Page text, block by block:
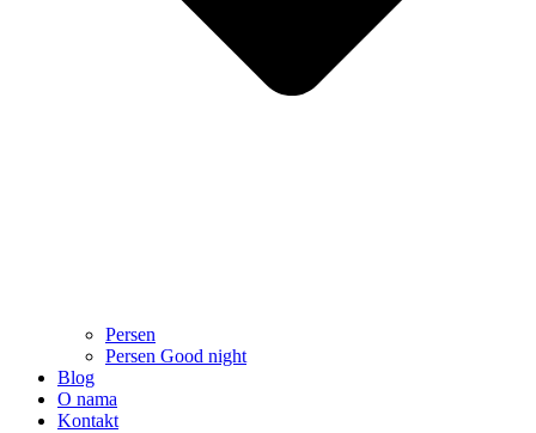
Persen
Persen Good night
Blog
O nama
Kontakt